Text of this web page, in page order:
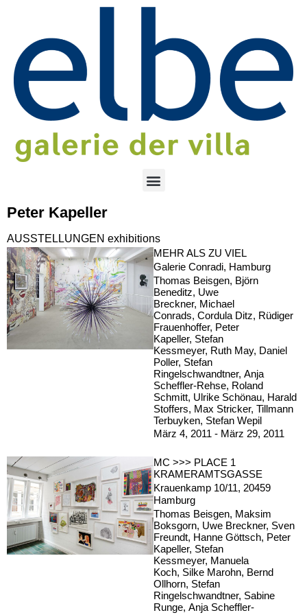
Peter Kapeller
AUSSTELLUNGEN exhibitions
MEHR ALS ZU VIEL
Galerie Conradi, Hamburg
Thomas Beisgen, Björn
Beneditz, Uwe
Breckner, Michael
Conrads, Cordula Ditz, Rüdiger
Frauenhoffer, Peter
Kapeller, Stefan
Kessmeyer, Ruth May, Daniel
Poller, Stefan
Ringelschwandtner, Anja
Scheffler-Rehse, Roland
Schmitt, Ulrike Schönau, Harald
Stoffers, Max Stricker, Tillmann
Terbuyken, Stefan Wepil
März 4, 2011 - März 29, 2011
MC >>> PLACE 1
KRAMERAMTSGASSE
Krauenkamp 10/11, 20459
Hamburg
Thomas Beisgen, Maksim
Boksgorn, Uwe Breckner, Sven
Freundt, Hanne Göttsch, Peter
Kapeller, Stefan
Kessmeyer, Manuela
Koch, Silke Marohn, Bernd
Ollhorn, Stefan
Ringelschwandtner, Sabine
Runge, Anja Scheffler-